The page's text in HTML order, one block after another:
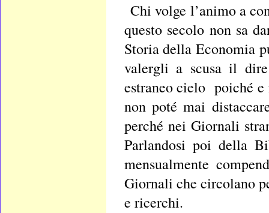
Chi volge l’animo a
questo secolo non sa
Storia della Economia
valergli a scusa il
estraneo cielo poiché e
non poté mai
perché nei Giornali
Parlandosi poi della
mensualmente
Giornali che circolano
e ricerchi.